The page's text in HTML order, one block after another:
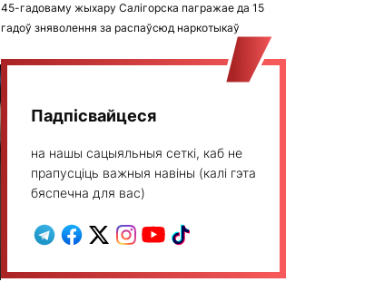
45-гадоваму жыхару Салігорска пагражае да 15
гадоў зняволення за распаўсюд наркотыкаў
Падпісвайцеся
на нашы сацыяльныя сеткі, каб не
прапусціць важныя навіны (калі гэта
бяспечна для вас)